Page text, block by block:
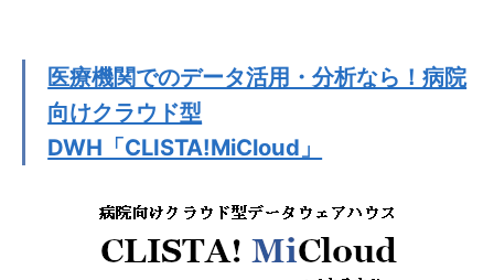
医療機関でのデータ活用・分析なら！病院
向けクラウド型
DWH「CLISTA!MiCloud」